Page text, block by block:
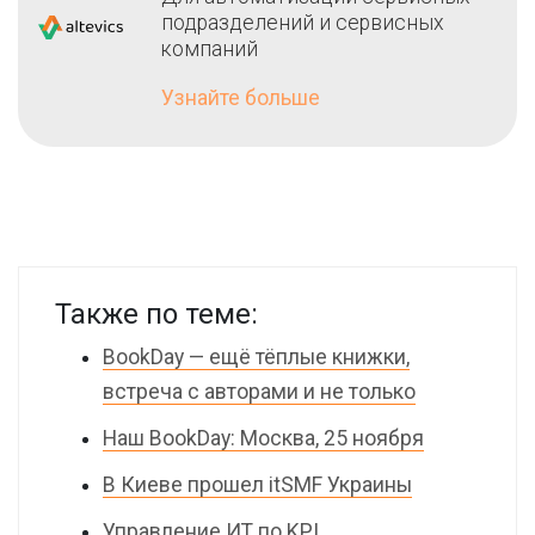
подразделений и сервисных
компаний
Узнайте больше
Также по теме:
BookDay — ещё тёплые книжки,
встреча с авторами и не только
Наш BookDay: Москва, 25 ноября
В Киеве прошел itSMF Украины